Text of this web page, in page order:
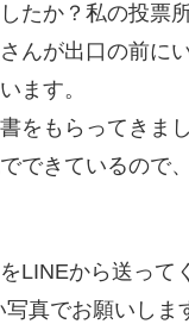
たか？私の投票
んが出口の前に
ます。
をもらってきま
できているので
LINEから送って
真でお願いしま